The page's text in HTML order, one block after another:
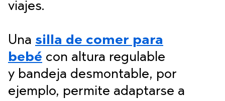
viajes.
Una silla de comer para
bebé con altura regulable
y bandeja desmontable, por
ejemplo, permite adaptarse a